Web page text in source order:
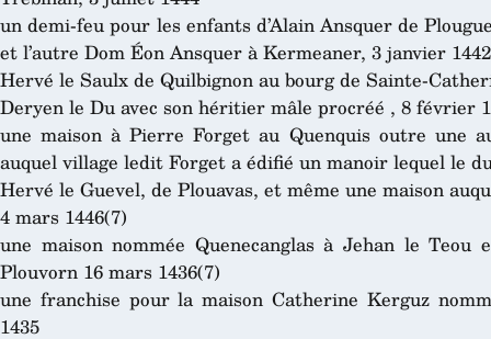
un demi-feu pour les enfants d’Alain Ansquer de
et l’autre Dom Éon Ansquer à Kermeaner, 3 janvier
Hervé le Saulx de Quilbignon au bourg de Sainte-
Deryen le Du avec son héritier mâle procréé , 8 février
une maison à Pierre Forget au Quenquis outre une
auquel village ledit Forget a édifié un manoir lequel le
Hervé le Guevel, de Plouavas, et même une maison
4 mars 1446(7)
une maison nommée Quenecanglas à Jehan le
Plouvorn 16 mars 1436(7)
une franchise pour la maison Catherine Kerguz
1435